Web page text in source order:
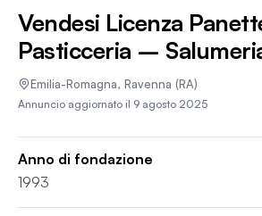
Vendesi Licenza
Pasticceria –
Emilia-Romagna, Ravenna (RA)
Annuncio aggiornato il 9 agosto 2025
Anno di fondazione
1993